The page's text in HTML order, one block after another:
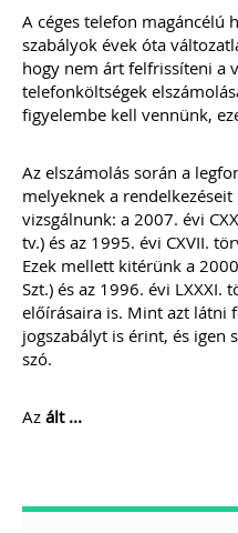
A céges telefon magáncélú
szabályok évek óta
hogy nem árt felfrissíteni a
telefonköltségek
figyelembe kell vennünk,
Az elszámolás során a
melyeknek a
vizsgálnunk: a 2007. évi
tv.) és az 1995. évi CXVII.
Ezek mellett kitérünk a
Szt.) és az 1996. évi LXXXI.
előírásaira is. Mint azt látni
jogszabályt is érint, és igen
szó.
Az ált ...